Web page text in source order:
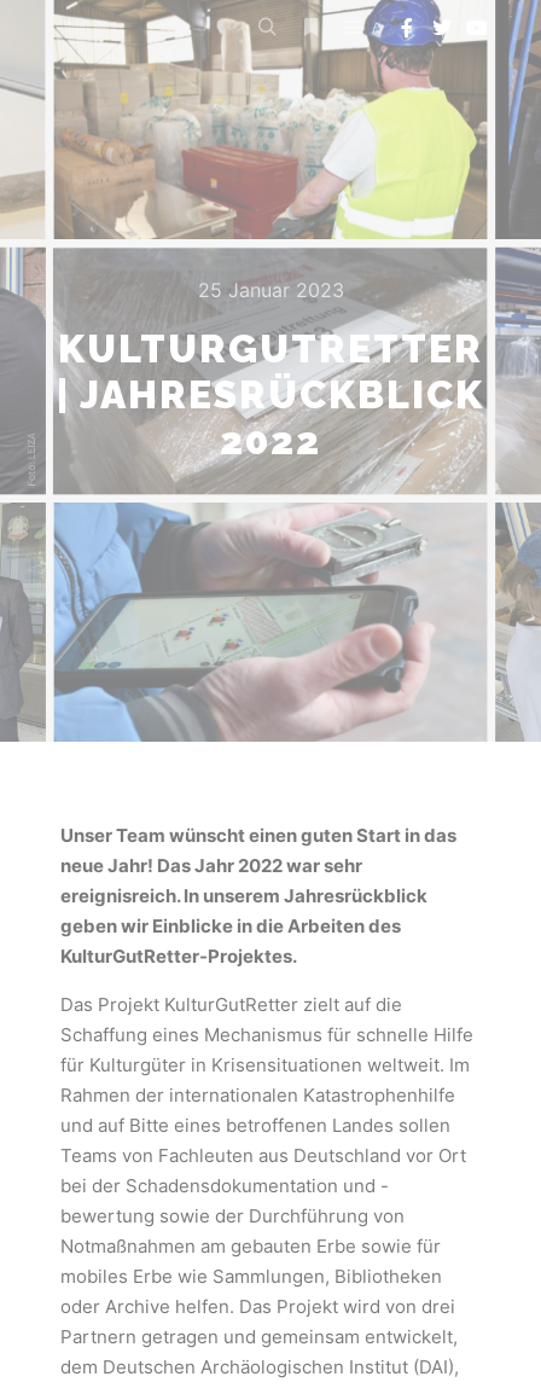
25 Januar 2023
KULTURGUTRETTER
| JAHRESRÜCKBLICK
2022
Unser Team wünscht einen guten Start in das
neue Jahr! Das Jahr 2022 war sehr
ereignisreich. In unserem Jahresrückblick
geben wir Einblicke in die Arbeiten des
KulturGutRetter-Projektes.
Das Projekt KulturGutRetter zielt auf die
Schaffung eines Mechanismus für schnelle Hilfe
für Kulturgüter in Krisensituationen weltweit. Im
Rahmen der internationalen Katastrophenhilfe
und auf Bitte eines betroffenen Landes sollen
Teams von Fachleuten aus Deutschland vor Ort
bei der Schadensdokumentation und -
bewertung sowie der Durchführung von
Notmaßnahmen am gebauten Erbe sowie für
mobiles Erbe wie Sammlungen, Bibliotheken
oder Archive helfen. Das Projekt wird von drei
Partnern getragen und gemeinsam entwickelt,
dem Deutschen Archäologischen Institut (DAI),